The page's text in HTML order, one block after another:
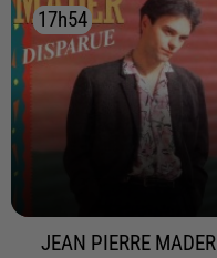
17h54
17h54
JEAN PIERRE MADER